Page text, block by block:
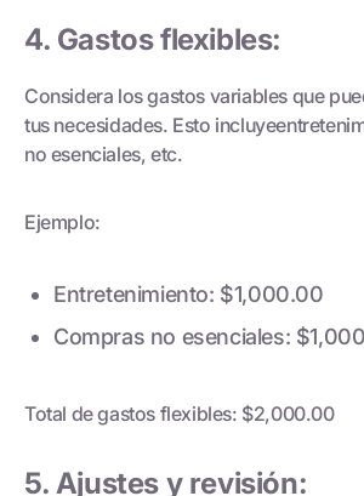
4. Gastos flexibles:
Considera los gastos variables que
tus necesidades. Esto
no esenciales, etc.
Ejemplo:
Entretenimiento: $1,000.00
Compras no esenciales:
Total de gastos flexibles: $2,000.00
5. Ajustes y revisión: